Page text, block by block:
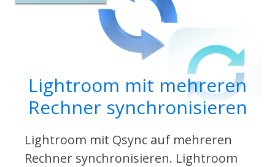
Lightroom mit mehreren
Rechner synchronisieren
Lightroom mit Qsync auf mehreren
Rechner synchronisieren. Lightroom